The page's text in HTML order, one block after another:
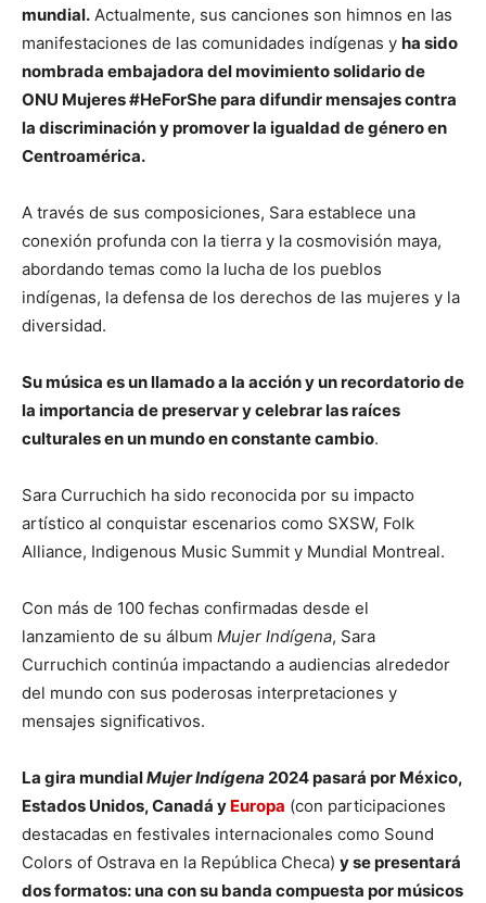
mundial. Actualmente, sus canciones son himnos en las
manifestaciones de las comunidades indígenas y ha sido
nombrada embajadora del movimiento solidario de
ONU Mujeres #HeForShe para difundir mensajes contra
la discriminación y promover la igualdad de género en
Centroamérica.
A través de sus composiciones, Sara establece una
conexión profunda con la tierra y la cosmovisión maya,
abordando temas como la lucha de los pueblos
indígenas, la defensa de los derechos de las mujeres y la
diversidad.
Su música es un llamado a la acción y un recordatorio de
la importancia de preservar y celebrar las raíces
culturales en un mundo en constante cambio.
Sara Curruchich ha sido reconocida por su impacto
artístico al conquistar escenarios como SXSW, Folk
Alliance, Indigenous Music Summit y Mundial Montreal.
Con más de 100 fechas confirmadas desde el
lanzamiento de su álbum Mujer Indígena, Sara
Curruchich continúa impactando a audiencias alrededor
del mundo con sus poderosas interpretaciones y
mensajes significativos.
La gira mundialMujer Indígena 2024 pasará por México,
Estados Unidos, Canadá y Europa (con participaciones
destacadas en festivales internacionales como Sound
Colors of Ostrava en la República Checa) y se presentará
dos formatos: una con su banda compuesta por músicos